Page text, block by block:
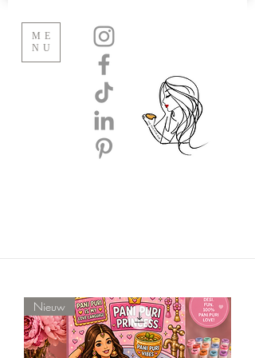
ME
NU
Nieuw